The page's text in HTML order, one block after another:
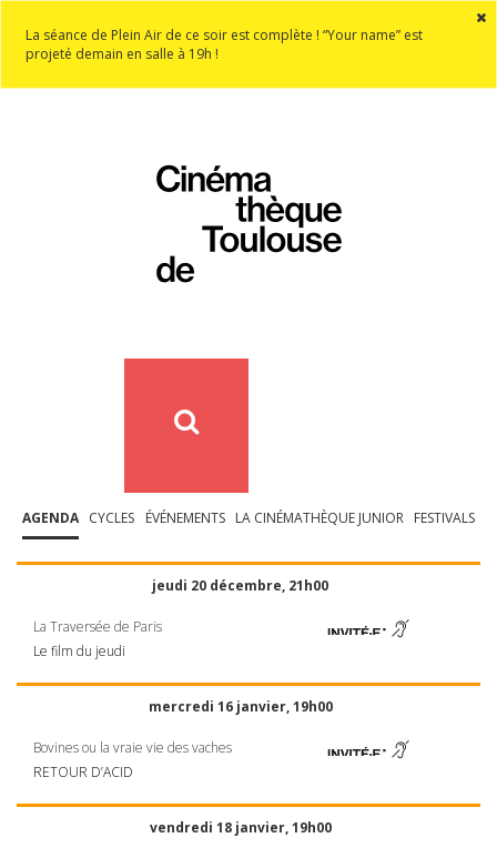
La séance de Plein Air de ce soir est complète ! “Your name” est
projeté demain en salle à 19h !
AGENDA CYCLES ÉVÉNEMENTS LA CINÉMATHÈQUE JUNIOR FESTIVALS
jeudi 20 décembre, 21h00
La Traversée de Paris
Le film du jeudi
mercredi 16 janvier, 19h00
Bovines ou la vraie vie des vaches
RETOUR D’ACID
vendredi 18 janvier, 19h00